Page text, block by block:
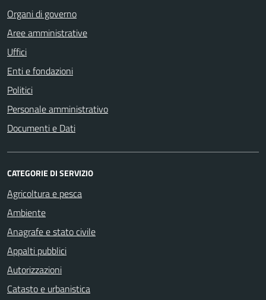
Organi di governo
Aree amministrative
Uffici
Enti e fondazioni
Politici
Personale amministrativo
Documenti e Dati
CATEGORIE DI SERVIZIO
Agricoltura e pesca
Ambiente
Anagrafe e stato civile
Appalti pubblici
Autorizzazioni
Catasto e urbanistica